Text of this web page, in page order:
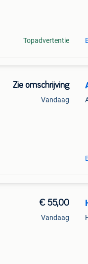
Topadvertentie
Zie omschrijving
Vandaag
€ 55,00
Vandaag